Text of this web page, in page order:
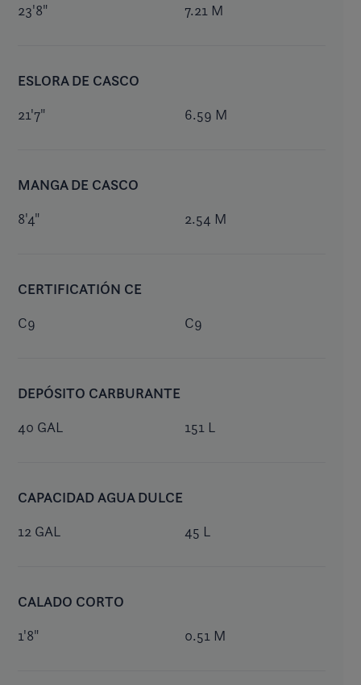
23'8" 7.21 M
ESLORA DE CASCO
21'7" 6.59 M
MANGA DE CASCO
8'4" 2.54 M
CERTIFICATIÓN CE
C9 C9
DEPÓSITO CARBURANTE
40 GAL 151 L
CAPACIDAD AGUA DULCE
12 GAL 45 L
CALADO CORTO
1'8" 0.51 M